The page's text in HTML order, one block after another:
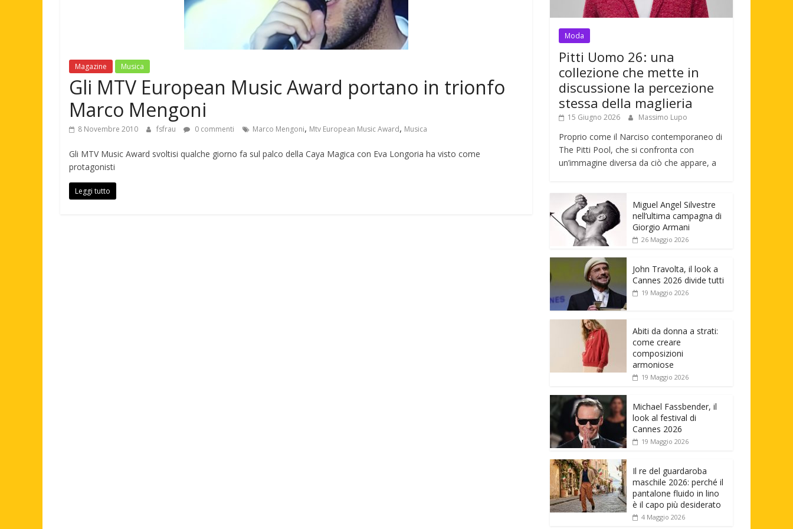
Magazine Musica
Gli MTV European Music Award portano in trionfo
Marco Mengoni
8 Novembre 2010 fsfrau 0 commenti Marco Mengoni, Mtv European Music Award, Musica
Gli MTV Music Award svoltisi qualche giorno fa sul palco della Caya Magica con Eva Longoria ha visto come
protagonisti
Leggi tutto
Moda
Pitti Uomo 26: una
collezione che mette in
discussione la percezione
stessa della maglieria
15 Giugno 2026 Massimo Lupo
Proprio come il Narciso contemporaneo di
The Pitti Pool, che si confronta con
un’immagine diversa da ciò che appare, a
Miguel Angel Silvestre
nell’ultima campagna di
Giorgio Armani
26 Maggio 2026
John Travolta, il look a
Cannes 2026 divide tutti
19 Maggio 2026
Abiti da donna a strati:
come creare
composizioni
armoniose
19 Maggio 2026
Michael Fassbender, il
look al festival di
Cannes 2026
19 Maggio 2026
Il re del guardaroba
maschile 2026: perché il
pantalone fluido in lino
è il capo più desiderato
4 Maggio 2026